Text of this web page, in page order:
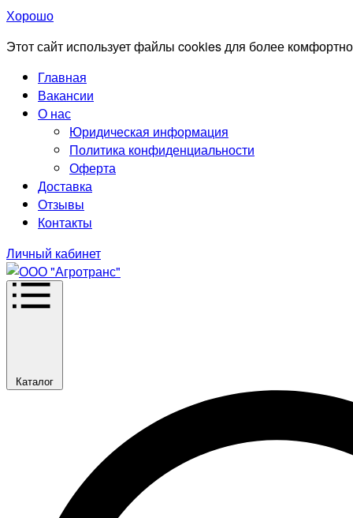
Хорошо
Этот сайт использует файлы cookies для более
Главная
Вакансии
О нас
Юридическая информация
Политика конфиденциальности
Оферта
Доставка
Отзывы
Контакты
Личный кабинет
Каталог